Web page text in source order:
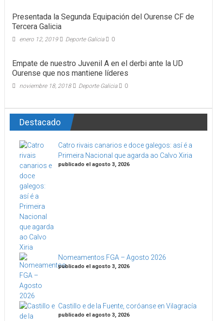
Presentada la Segunda Equipación del Ourense CF de
Tercera Galicia
enero 12, 2019 Deporte Galicia 0
Empate de nuestro Juvenil A en el derbi ante la UD
Ourense que nos mantiene líderes
noviembre 18, 2018 Deporte Galicia 0
Destacado
Catro rivais canarios e doce galegos: así é a
Primeira Nacional que agarda ao Calvo Xiria
publicado el agosto 3, 2026
Nomeamentos FGA – Agosto 2026
publicado el agosto 3, 2026
Castillo e de la Fuente, coróanse en Vilagracía
publicado el agosto 3, 2026